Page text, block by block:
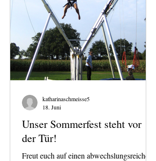
Unser Sommerfest steht vor
der Tür!
Freut euch auf einen abwechslungsreichen
katharinaschmeisse5
18. Juni